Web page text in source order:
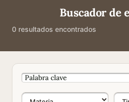
Buscador de
0 resultados encontrados